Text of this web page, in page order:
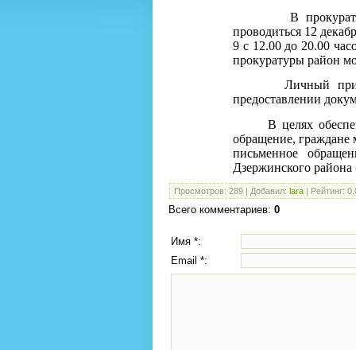
В прокуратуре
проводиться 12
9 с 12.00 до 20.00
прокуратуры район
Личный прием
предоставлении
В целях
обращение, граждане
письменное
Дзержинского района
Просмотров: 289 Добавил: lara Рейтинг:
Всего комментариев: 0
Имя *:
Email *: